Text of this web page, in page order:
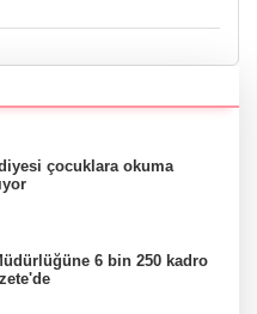
çocuklara okuma
6 bin 250 kadro